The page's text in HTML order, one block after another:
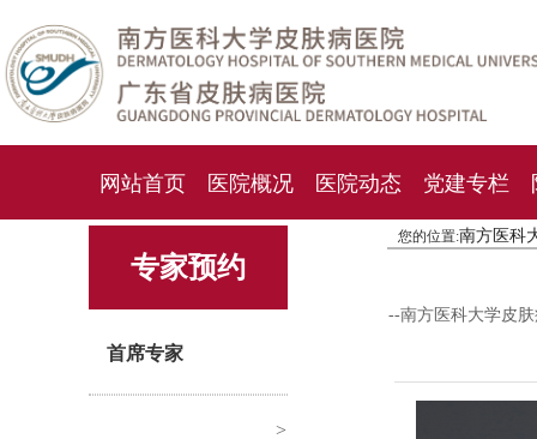
网站首页 医院概况 医院动态 党建专栏
化妆品检测中心 就诊指南 人才
专家预约
首席专家
>
您的位置:南方医科
--南方医科大学皮